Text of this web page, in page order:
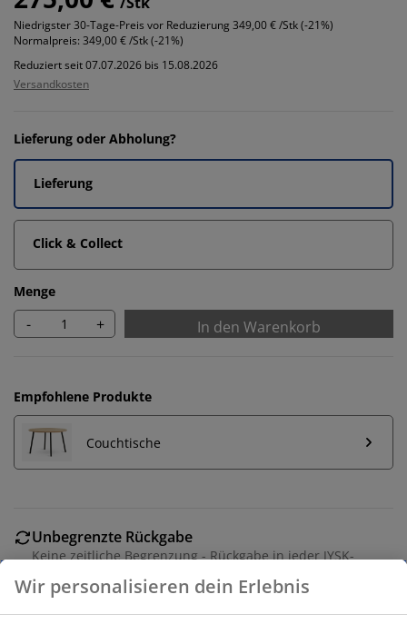
Niedrigster 30-Tage-Preis vor Reduzierung349,00 € /Stk (-21%)
Normalpreis: 349,00 € /Stk (-21%)
Reduziert seit 07.07.2026 bis 15.08.2026
Versandkosten
Lieferung oder Abholung?
Lieferung
Click & Collect
Menge
- + In den Warenkorb
Empfohlene Produkte
Couchtische
Unbegrenzte Rückgabe
Keine zeitliche Begrenzung - Rückgabe in jeder JYSK-
Preisgarantie
30 Tage Preisgarantie auf alle Artikel
Wir personalisieren dein Erlebnis